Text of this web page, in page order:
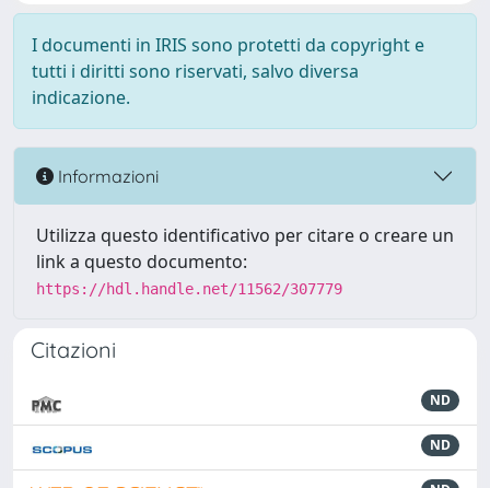
I documenti in IRIS sono protetti da copyright e
tutti i diritti sono riservati, salvo diversa
indicazione.
Informazioni
Utilizza questo identificativo per citare o creare un
link a questo documento:
https://hdl.handle.net/11562/307779
Citazioni
ND
ND